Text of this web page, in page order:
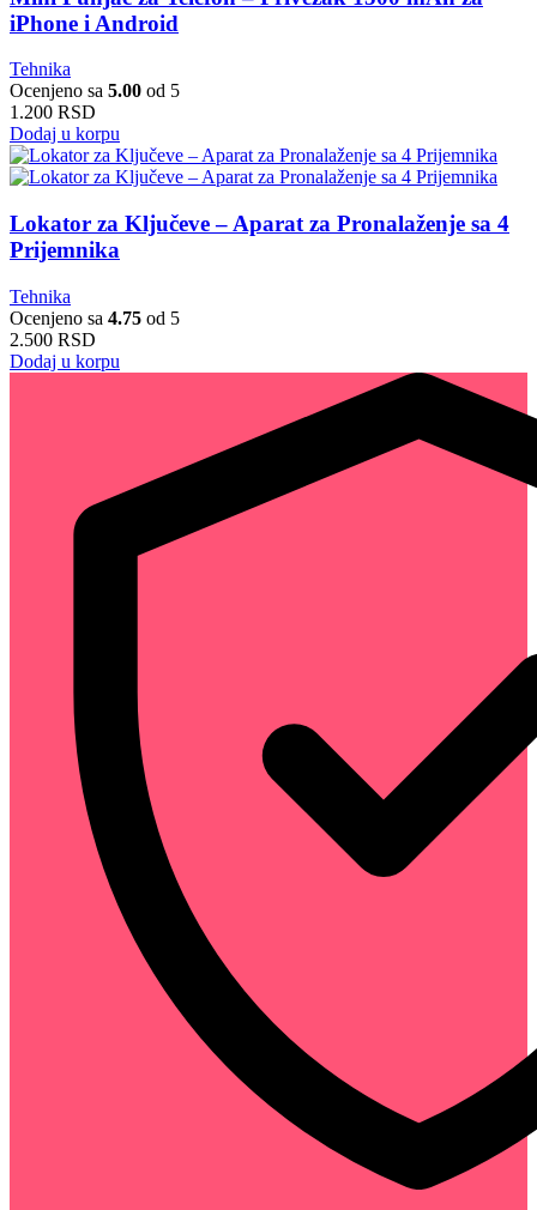
iPhone i Android
Tehnika
Ocenjeno sa 5.00 od 5
1.200 RSD
Dodaj u korpu
Lokator za Ključeve – Aparat za Pronalaženje sa 4
Prijemnika
Tehnika
Ocenjeno sa 4.75 od 5
2.500 RSD
Dodaj u korpu